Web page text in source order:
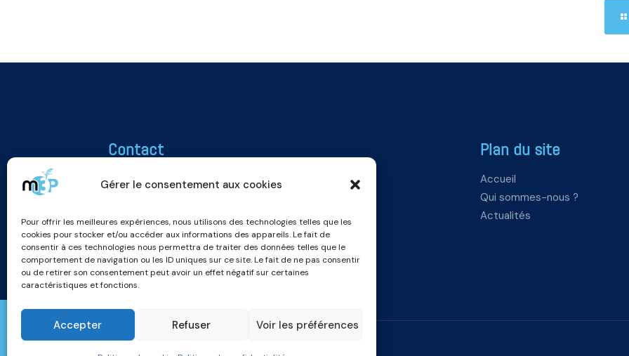
Gérer le consentement aux cookies
Pour offrir les meilleures expériences, nous utilisons des technologies telles que les
cookies pour stocker et/ou accéder aux informations des appareils. Le fait de
consentir à ces technologies nous permettra de traiter des données telles que le
comportement de navigation ou les ID uniques sur ce site. Le fait de ne pas consentir
ou de retirer son consentement peut avoir un effet négatif sur certaines
caractéristiques et fonctions.
Accepter Refuser Voir les préférences
Contact
Association M3P
51100 REIMS
m3p.association@gmail.com
Plan du site
Accueil
Qui sommes-nous ?
Actualités
Mentions légales